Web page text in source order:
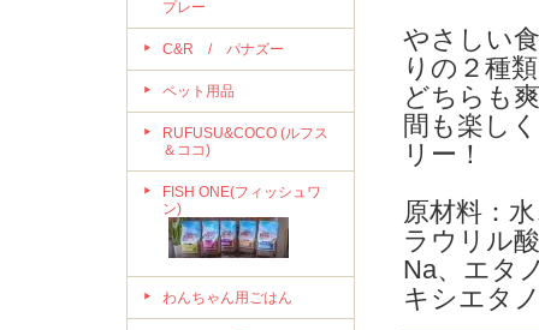
プレー
C&R / パナズー
ペット用品
RUFUSU&COCO (ルフス
＆ココ)
FISH ONE(フィッシュワ
ン)
わんちゃん用ごはん
やさしい
りの２種
どちらも
間も楽し
リー！
原材料：
ラウリル
Na、エタ
キシエタ